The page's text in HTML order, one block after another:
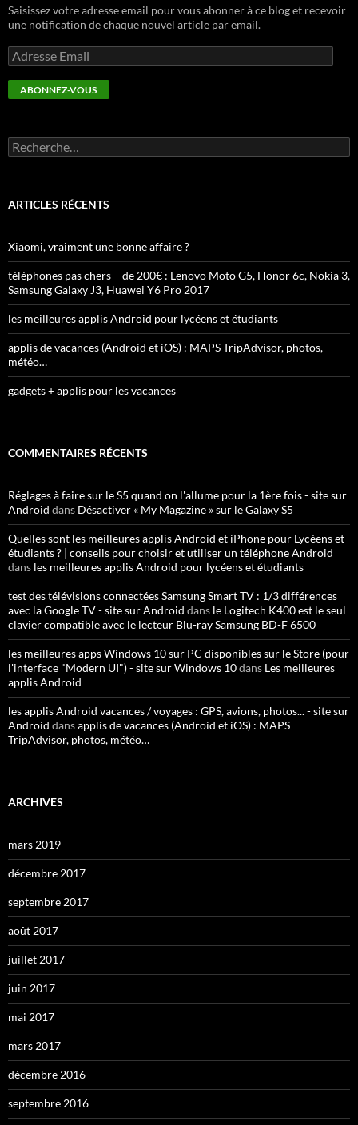
Saisissez votre adresse email pour vous abonner à ce blog et recevoir
une notification de chaque nouvel article par email.
Adresse
Email
ABONNEZ-VOUS
Rechercher :
ARTICLES RÉCENTS
Xiaomi, vraiment une bonne affaire ?
téléphones pas chers – de 200€ : Lenovo Moto G5, Honor 6c, Nokia 3,
Samsung Galaxy J3, Huawei Y6 Pro 2017
les meilleures applis Android pour lycéens et étudiants
applis de vacances (Android et iOS) : MAPS TripAdvisor, photos,
météo…
gadgets + applis pour les vacances
COMMENTAIRES RÉCENTS
Réglages à faire sur le S5 quand on l'allume pour la 1ère fois - site sur
Android dans Désactiver « My Magazine » sur le Galaxy S5
Quelles sont les meilleures applis Android et iPhone pour Lycéens et
étudiants ? | conseils pour choisir et utiliser un téléphone Android
dans les meilleures applis Android pour lycéens et étudiants
test des télévisions connectées Samsung Smart TV : 1/3 différences
avec la Google TV - site sur Android dans le Logitech K400 est le seul
clavier compatible avec le lecteur Blu-ray Samsung BD-F 6500
les meilleures apps Windows 10 sur PC disponibles sur le Store (pour
l'interface "Modern UI") - site sur Windows 10dans Les meilleures
applis Android
les applis Android vacances / voyages : GPS, avions, photos... - site sur
Android dansapplis de vacances (Android et iOS) : MAPS
TripAdvisor, photos, météo…
ARCHIVES
mars 2019
décembre 2017
septembre 2017
août 2017
juillet 2017
juin 2017
mai 2017
mars 2017
décembre 2016
septembre 2016